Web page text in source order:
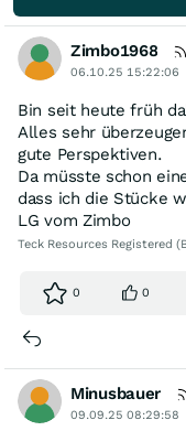
Zimbo1968
06.10.25 15:22:06
Bin seit heute früh
Alles sehr
gute Perspektiven.
Da müsste schon
dass ich die Stücke
LG vom Zimbo
Teck Resources Registered
0 0
Minusbauer
09.09.25 08:29:58